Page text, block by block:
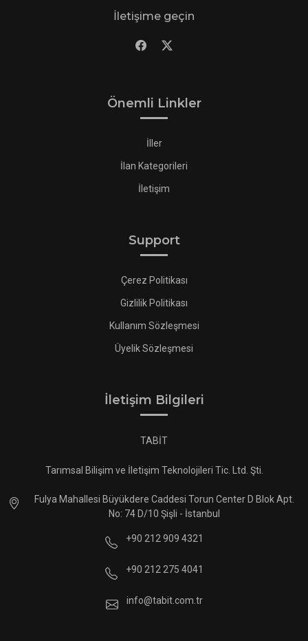
İletişime geçin
Önemli Linkler
İller
İlan Kategorileri
İletişim
Support
Çerez Politikası
Gizlilik Politikası
Kullanım Sözleşmesi
Üyelik Sözleşmesi
İletişim Bilgileri
TABİT
Tarımsal Bilişim ve İletişim Teknolojileri Tic. Ltd. Şti.
Fulya Mahallesi Büyükdere Caddesi Torun Center D Blok Apt.
No: 74 D/10 Şişli - İstanbul
+90 212 909 4321
+90 212 275 4041
info@tabit.com.tr